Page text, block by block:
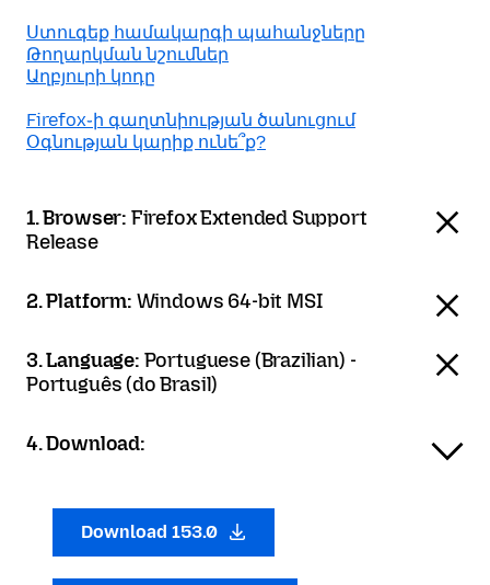
Ստուգեք համակարգի պահանջները
Թողարկման նշումներ
Աղբյուրի կոդը
Firefox֊ի գաղտնիության ծանուցում
Օգնության կարիք ունե՞ք?
1. Browser: Firefox Extended Support
Release
2. Platform: Windows 64-bit MSI
3. Language: Portuguese (Brazilian) -
Português (do Brasil)
4. Download:
Download 153.0